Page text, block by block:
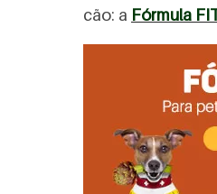
cão: a Fórmula